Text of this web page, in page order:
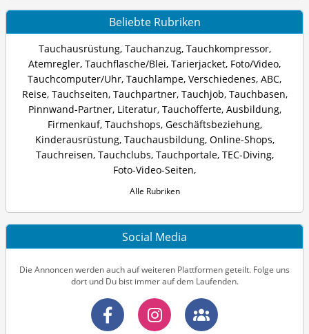
Beliebte Rubriken
Tauchausrüstung, Tauchanzug, Tauchkompressor,
Atemregler, Tauchflasche/Blei, Tarierjacket, Foto/Video,
Tauchcomputer/Uhr, Tauchlampe, Verschiedenes, ABC,
Reise, Tauchseiten, Tauchpartner, Tauchjob, Tauchbasen,
Pinnwand-Partner, Literatur, Tauchofferte, Ausbildung,
Firmenkauf, Tauchshops, Geschäftsbeziehung,
Kinderausrüstung, Tauchausbildung, Online-Shops,
Tauchreisen, Tauchclubs, Tauchportale, TEC-Diving,
Foto-Video-Seiten,
Alle Rubriken
Social Media
Die Annoncen werden auch auf weiteren Plattformen geteilt. Folge uns
dort und Du bist immer auf dem Laufenden.